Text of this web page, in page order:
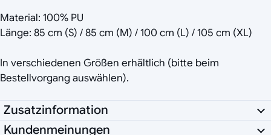
Material: 100% PU
Länge: 85 cm (S) / 85 cm (M) / 100 cm (L) / 105 cm (XL)
In verschiedenen Größen erhältlich (bitte beim
Bestellvorgang auswählen).
Zusatzinformation
Kundenmeinungen